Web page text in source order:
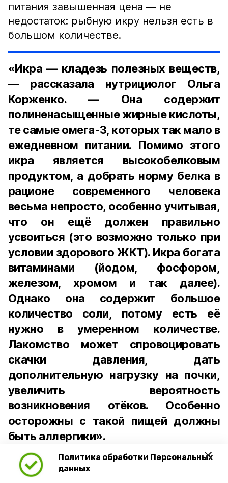
Политика обработки Персональных
данных
питания завышенная цена — не
недостаток: рыбную икру нельзя есть в
большом количестве.
«Икра — кладезь полезных веществ,
— рассказала нутрициолог Ольга
Корженко. — Она содержит
полиненасыщенные жирные кислоты,
те самые омега-3, которых так мало в
ежедневном питании. Помимо этого
икра является высокобелковым
продуктом, а добрать норму белка в
рационе современного человека
весьма непросто, особенно учитывая,
что он ещё должен правильно
усвоиться (это возможно только при
условии здорового ЖКТ). Икра богата
витаминами (йодом, фосфором,
железом, хромом и так далее).
Однако она содержит большое
количество соли, потому есть её
нужно в умеренном количестве.
Лакомство может спровоцировать
скачки давления, дать
дополнительную нагрузку на почки,
увеличить вероятность
возникновения отёков. Особенно
осторожны с такой пищей должны
быть аллергики».
Для взрослого человека безопасной
порцией икры считается 30-50 граммов